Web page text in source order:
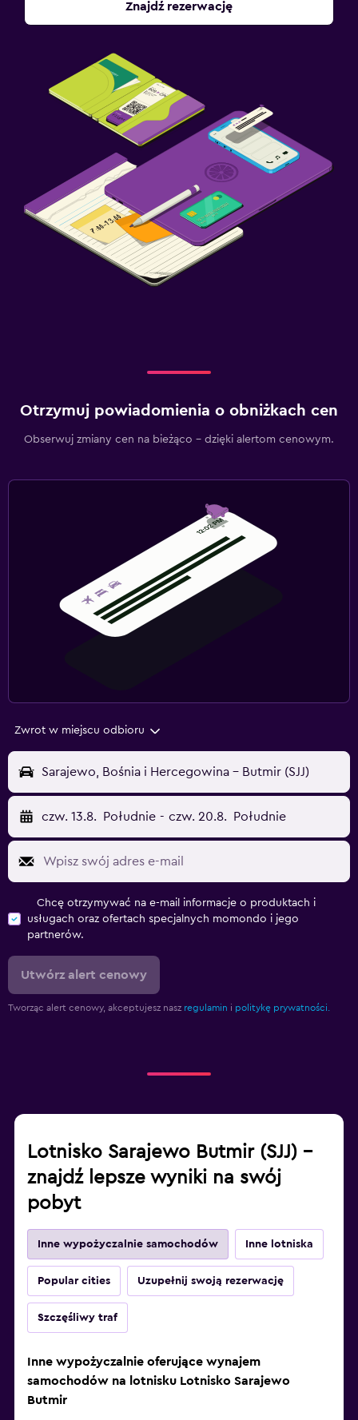
Znajdź rezerwację
Otrzymuj powiadomienia o obniżkach cen
Obserwuj zmiany cen na bieżąco – dzięki alertom cenowym.
Zwrot w miejscu odbioru
Sarajewo, Bośnia i Hercegowina - Butmir (SJJ)
czw. 13.8. Południe - czw. 20.8. Południe
Chcę otrzymywać na e-mail informacje o produktach i
usługach oraz ofertach specjalnych momondo i jego
partnerów.
Utwórz alert cenowy
Tworząc alert cenowy, akceptujesz nasz regulamin i politykę prywatności.
Lotnisko Sarajewo Butmir (SJJ) –
znajdź lepsze wyniki na swój
pobyt
Inne wypożyczalnie samochodów Inne lotniska
Popular cities Uzupełnij swoją rezerwację
Szczęśliwy traf
Inne wypożyczalnie oferujące wynajem
samochodów na lotnisku Lotnisko Sarajewo
Butmir